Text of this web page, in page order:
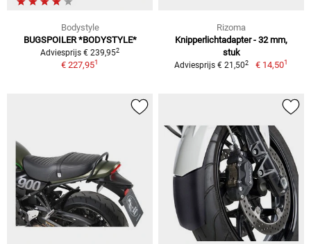
Bodystyle
BUGSPOILER *BODYSTYLE*
Adviesprijs € 239,952
€ 227,951
Rizoma
Knipperlichtadapter - 32 mm,
stuk
Adviesprijs € 21,502 € 14,501